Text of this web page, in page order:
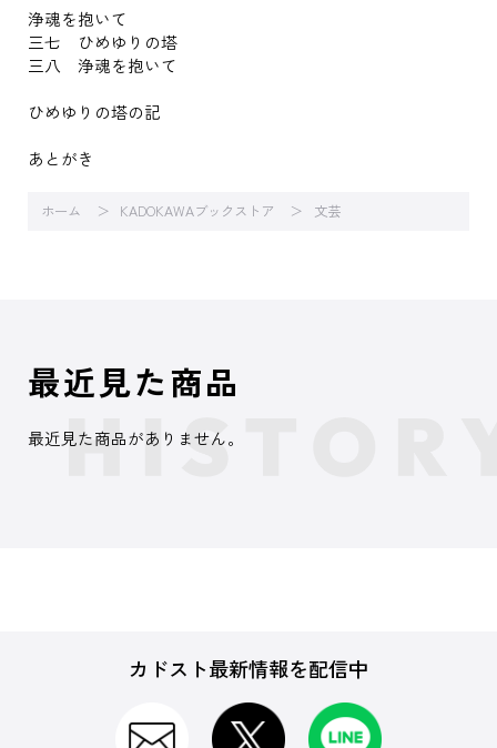
浄魂を抱いて
三七 ひめゆりの塔
三八 浄魂を抱いて
ひめゆりの塔の記
あとがき
ホーム KADOKAWAブックストア 文芸
最近見た商品
最近見た商品がありません。
カドスト最新情報を配信中